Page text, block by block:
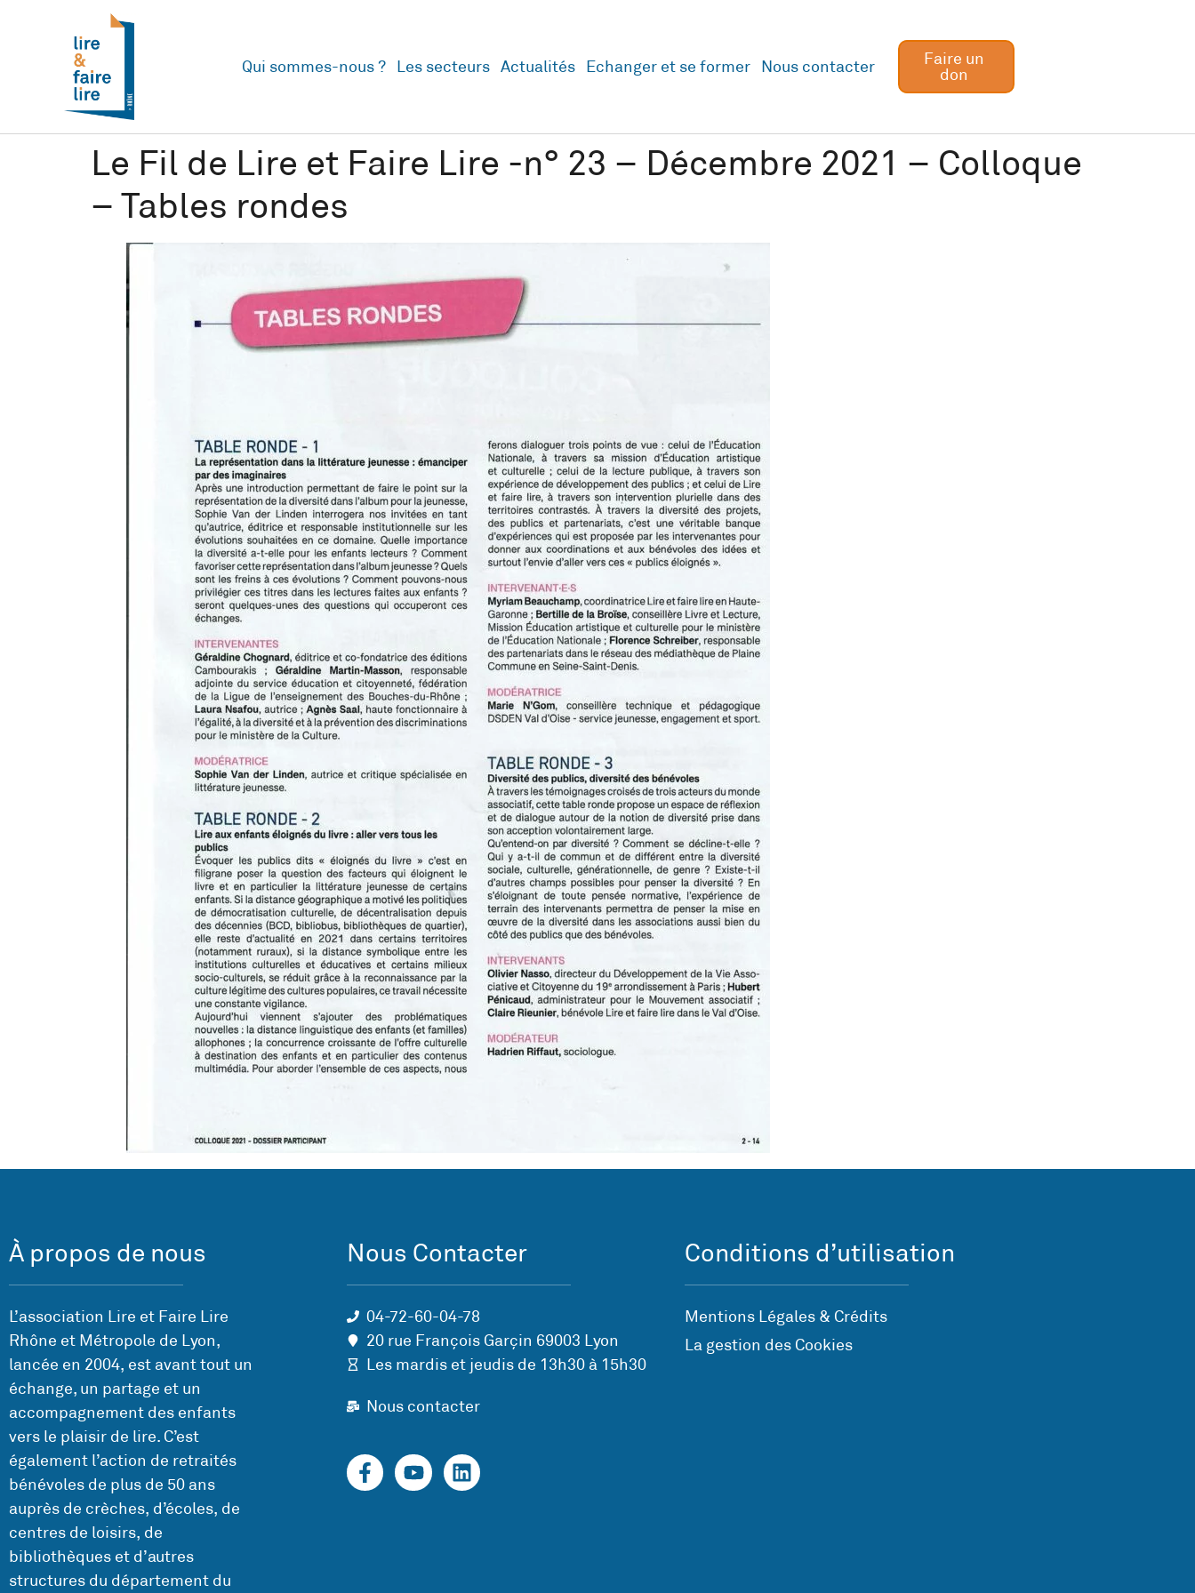
Qui sommes-nous ? Les secteurs Actualités Echanger et se former Nous contacter
Faire un
don
Le Fil de Lire et Faire Lire -n° 23 – Décembre 2021 – Colloque
– Tables rondes
À propos de nous
L’association Lire et Faire Lire
Rhône et Métropole de Lyon,
lancée en 2004, est avant tout un
échange, un partage et un
accompagnement des enfants
vers le plaisir de lire. C’est
également l’action de retraités
bénévoles de plus de 50 ans
auprès de crèches, d’écoles, de
centres de loisirs, de
bibliothèques et d’autres
structures du département du
Nous Contacter
04-72-60-04-78
20 rue François Garçin 69003 Lyon
Les mardis et jeudis de 13h30 à 15h30
Nous contacter
Conditions d’utilisation
Mentions Légales & Crédits
La gestion des Cookies